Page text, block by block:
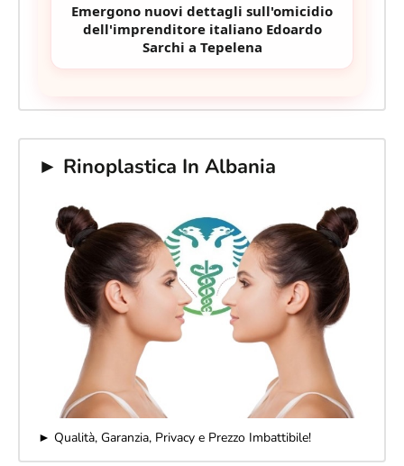
Emergono nuovi dettagli sull'omicidio
dell'imprenditore italiano Edoardo
Sarchi a Tepelena
► Rinoplastica In Albania
► Qualità, Garanzia, Privacy e Prezzo Imbattibile!